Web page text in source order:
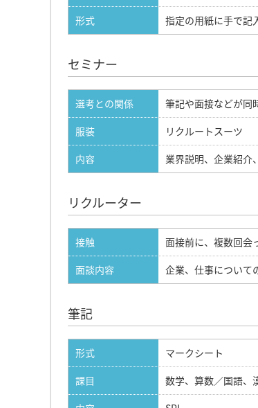
形式
指定の用紙に手で記
セミナー
選考との関係
筆記や面接などが同
服装
リクルートスーツ
内容
業界説明、企業紹介
リクルーター
接触
面接前に、複数回会
面談内容
企業、仕事について
筆記
形式
マークシート
課目
数学、算数／国語、